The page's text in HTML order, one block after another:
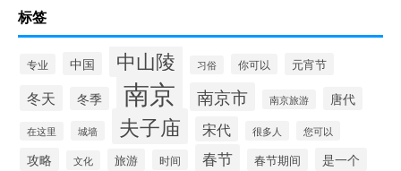
标签
专业 中国 中山陵 习俗 你可以 元宵节
冬天 冬季 南京 南京市 南京旅游 唐代
在这里 城墙 夫子庙 宋代 很多人 您可以
攻略 文化 旅游 时间 春节 春节期间
是一个